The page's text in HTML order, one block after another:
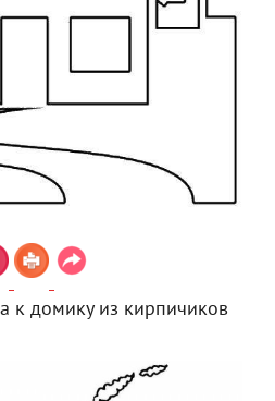
к домику из кирпичиков